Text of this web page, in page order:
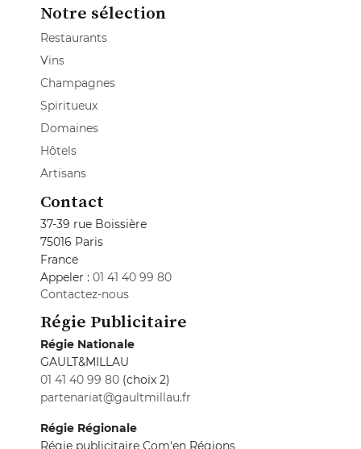
Notre sélection
Restaurants
Vins
Champagnes
Spiritueux
Domaines
Hôtels
Artisans
Contact
37-39 rue Boissière
75016 Paris
France
Appeler : 01 41 40 99 80
Contactez-nous
Régie Publicitaire
Régie Nationale
GAULT&MILLAU
01 41 40 99 80 (choix 2)
partenariat@gaultmillau.fr
Régie Régionale
Régie publicitaire Com'en Régions